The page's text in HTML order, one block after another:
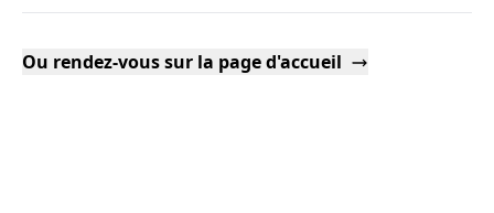
Ou rendez-vous sur la page d'accueil